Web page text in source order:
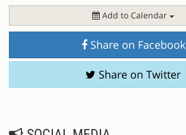
Add to Calendar
Share on Facebook
Share on Twitter